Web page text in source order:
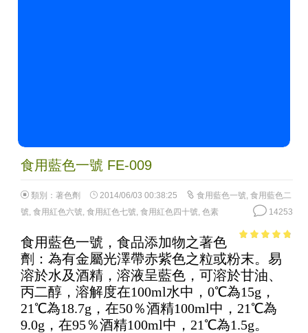
食用藍色一號 FE-009
類別： 著色劑 2014/06/03 00:38:25 食用藍色一號 食用藍色二
號 食用紅色六號 食用紅色七號 食用紅色四十號 色素 14253
5
食用藍色一號，食品添加物之著色
劑：為有金屬光澤帶赤紫色之粒或粉末。易
溶於水及酒精，溶液呈藍色，可溶於甘油、
丙二醇，溶解度在100ml水中，0℃為15g，
21℃為18.7g，在50％酒精100ml中，21℃為
9.0g，在95％酒精100ml中，21℃為1.5g。